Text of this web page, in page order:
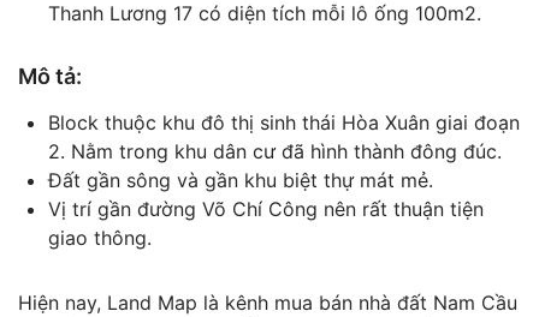
Thanh Lương 17 có diện tích mỗi lô ống 100m2.
Mô tả:
Block thuộc khu đô thị sinh thái Hòa Xuân giai đoạn
2. Nằm trong khu dân cư đã hình thành đông đúc.
Đất gần sông và gần khu biệt thự mát mẻ.
Vị trí gần đường Võ Chí Công nên rất thuận tiện
giao thông.
Hiện nay, Land Map là kênh mua bán nhà đất Nam Cầu